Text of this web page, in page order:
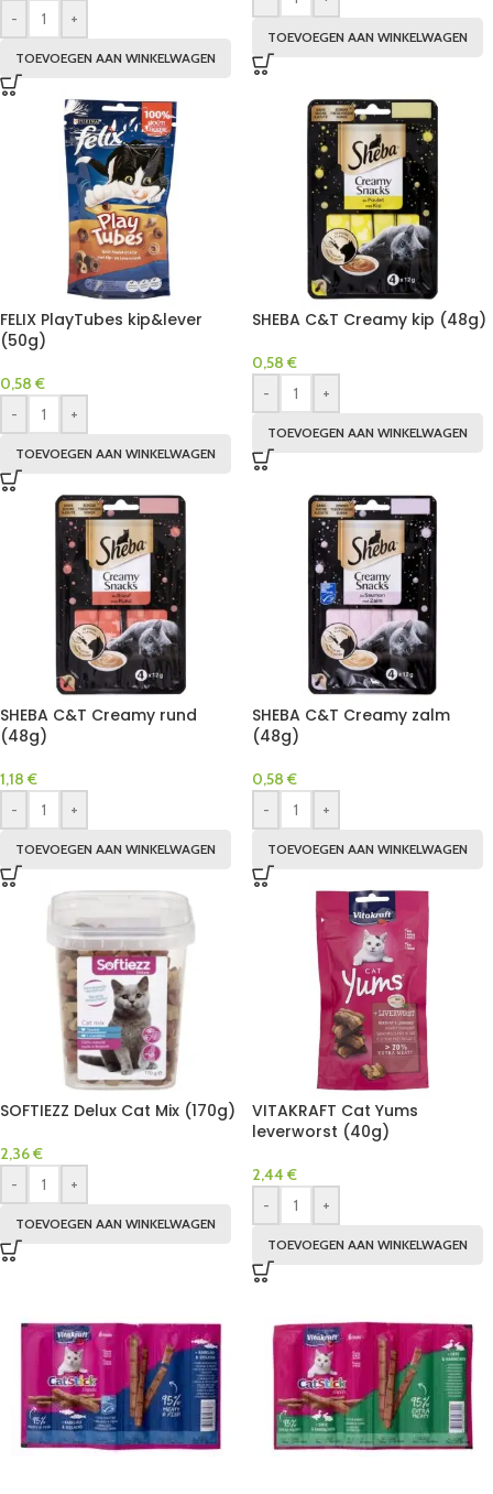
- +
TOEVOEGEN AAN WINKELWAGEN
TOEVOEGEN AAN WINKELWAGEN
FELIX PlayTubes kip&lever
(50g)
0,58 €
-
+
TOEVOEGEN AAN WINKELWAGEN
SHEBA C&T Creamy kip (48g)
0,58 €
-
+
TOEVOEGEN AAN WINKELWAGEN
SHEBA C&T Creamy rund
(48g)
1,18 €
-
+
TOEVOEGEN AAN WINKELWAGEN
SHEBA C&T Creamy zalm
(48g)
0,58 €
-
+
TOEVOEGEN AAN WINKELWAGEN
SOFTIEZZ Delux Cat Mix (170g)
2,36€
-
+
TOEVOEGEN AAN WINKELWAGEN
VITAKRAFT Cat Yums
leverworst (40g)
2,44 €
-
+
TOEVOEGEN AAN WINKELWAGEN